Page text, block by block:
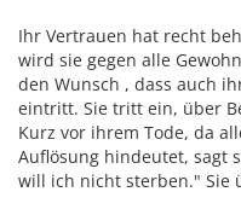
Ihr Vertrauen hat recht
wird sie gegen alle
den Wunsch , dass auch
eintritt. Sie tritt ein, über
Kurz vor ihrem Tode, da
Auflösung hindeutet, sagt
will ich nicht sterben." Sie